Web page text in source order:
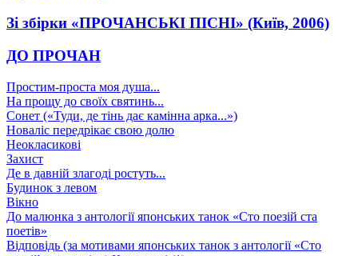
Зі збірки «ПРОЧАНСЬКІ ПІСНІ» (Київ, 2006)
ДО ПРОЧАН
Простим-проста моя душа...
На прощу до своїх святинь...
Сонет («Туди, де тінь дає камінна арка...»)
Новаліс передрікає свою долю
Неокласикові
Захист
Де в давній злагоді ростуть...
Будинок з левом
Вікно
До малюнка з антології японських танок «Сто поезій ста
поетів»
Відповідь (за мотивами японських танок з антології «Сто